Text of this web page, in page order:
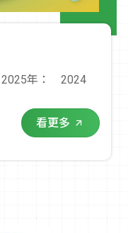
2025年： 2024
看更多